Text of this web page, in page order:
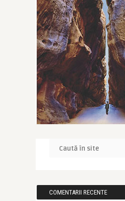
COMENTARII RECENTE